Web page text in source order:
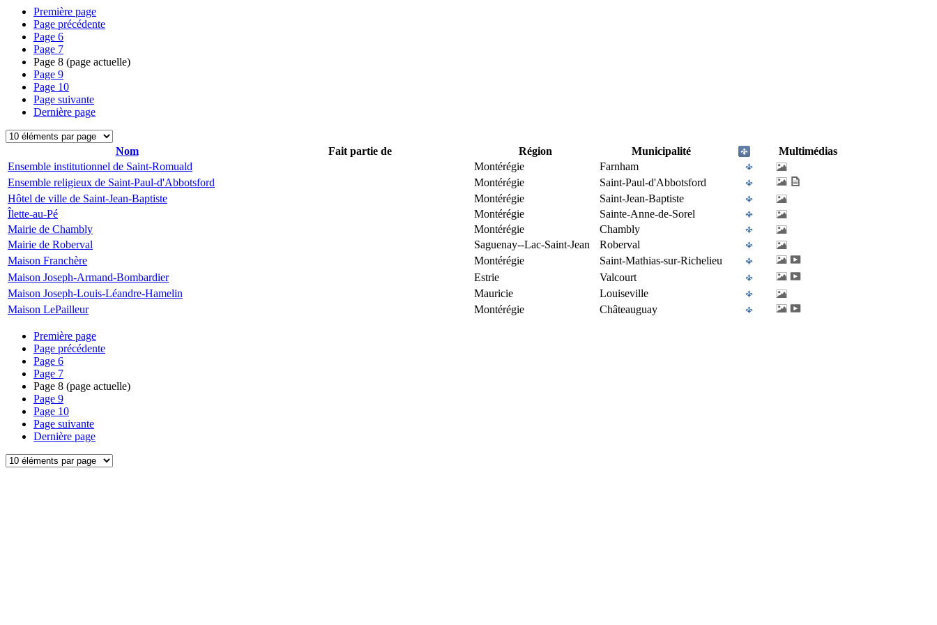
Première page
Page précédente
Page 6
Page 7
Page 8 (page actuelle)
Page 9
Page 10
Page suivante
Dernière page
Nom Fait partie de Région Municipalité
Multimédias
Ensemble institutionnel de Saint-Romuald
Montérégie
Farnham
Ensemble religieux de Saint-Paul-d'Abbotsford
Montérégie
Saint-Paul-d'Abbotsford
Hôtel de ville de Saint-Jean-Baptiste
Montérégie
Saint-Jean-Baptiste
Îlette-au-Pé
Montérégie
Sainte-Anne-de-Sorel
Mairie de Chambly
Montérégie
Chambly
Mairie de Roberval
Saguenay--Lac-Saint-Jean
Roberval
Maison Franchère
Montérégie
Saint-Mathias-sur-Richelieu
Maison Joseph-Armand-Bombardier
Estrie
Valcourt
Maison Joseph-Louis-Léandre-Hamelin
Mauricie
Louiseville
Maison LePailleur
Montérégie Châteauguay
Première page
Page précédente
Page 6
Page 7
Page 8 (page actuelle)
Page 9
Page 10
Page suivante
Dernière page